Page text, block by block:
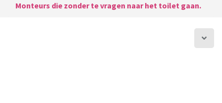
Monteurs die zonder te vragen naar het toilet gaan.